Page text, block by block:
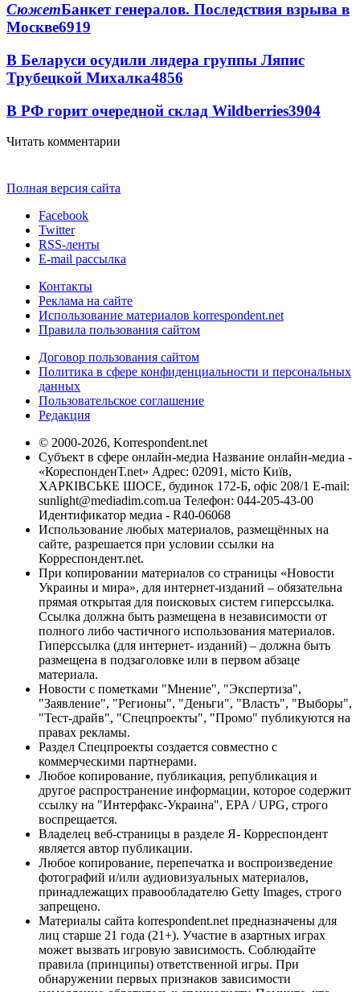
СюжетБанкет генералов. Последствия взрыва в
Москве6919
В Беларуси осудили лидера группы Ляпис
Трубецкой Михалка4856
В РФ горит очередной склад Wildberries3904
Читать комментарии
Полная версия сайта
Facebook
Twitter
RSS-ленты
E-mail рассылка
Контакты
Реклама на сайте
Использование материалов korrespondent.net
Правила пользования сайтом
Договор пользования сайтом
Политика в сфере конфиденциальности и персональных
данных
Пользовательское соглашение
Редакция
© 2000-2026, Korrespondent.net
Субъект в сфере онлайн-медиа Название онлайн-медиа -
«КореспонденТ.net» Адрес: 02091, місто Київ,
ХАРКІВСЬКЕ ШОСЕ, будинок 172-Б, офіс 208/1 E-mail:
sunlight@mediadim.com.ua Телефон: 044-205-43-00
Идентификатор медиа - R40-06068
Использование любых материалов, размещённых на
сайте, разрешается при условии ссылки на
Корреспондент.net.
При копировании материалов со страницы «Новости
Украины и мира», для интернет-изданий – обязательна
прямая открытая для поисковых систем гиперссылка.
Ссылка должна быть размещена в независимости от
полного либо частичного использования материалов.
Гиперссылка (для интернет- изданий) – должна быть
размещена в подзаголовке или в первом абзаце
материала.
Новости с пометками "Мнение", "Экспертиза",
"Заявление", "Регионы", "Деньги", "Власть", "Выборы",
"Тест-драйв", "Спецпроекты", "Промо" публикуются на
правах рекламы.
Раздел Спецпроекты создается совместно с
коммерческими партнерами.
Любое копирование, публикация, републикация и
другое распространение информации, которое содержит
ссылку на "Интерфакс-Украина", EPA / UPG, строго
воспрещается.
Владелец веб-страницы в разделе Я- Корреспондент
является автор публикации.
Любое копирование, перепечатка и воспроизведение
фотографий и/или аудиовизуальных материалов,
принадлежащих правообладателю Getty Images, строго
запрещено.
Материалы сайта korrespondent.net предназначены для
лиц старше 21 года (21+). Участие в азартных играх
может вызвать игровую зависимость. Соблюдайте
правила (принципы) ответственной игры. При
обнаружении первых признаков зависимости